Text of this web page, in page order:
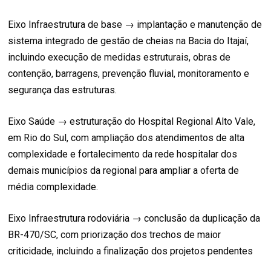
Eixo Infraestrutura de base → implantação e manutenção de
sistema integrado de gestão de cheias na Bacia do Itajaí,
incluindo execução de medidas estruturais, obras de
contenção, barragens, prevenção fluvial, monitoramento e
segurança das estruturas.
Eixo Saúde → estruturação do Hospital Regional Alto Vale,
em Rio do Sul, com ampliação dos atendimentos de alta
complexidade e fortalecimento da rede hospitalar dos
demais municípios da regional para ampliar a oferta de
média complexidade.
Eixo Infraestrutura rodoviária → conclusão da duplicação da
BR-470/SC, com priorização dos trechos de maior
criticidade, incluindo a finalização dos projetos pendentes